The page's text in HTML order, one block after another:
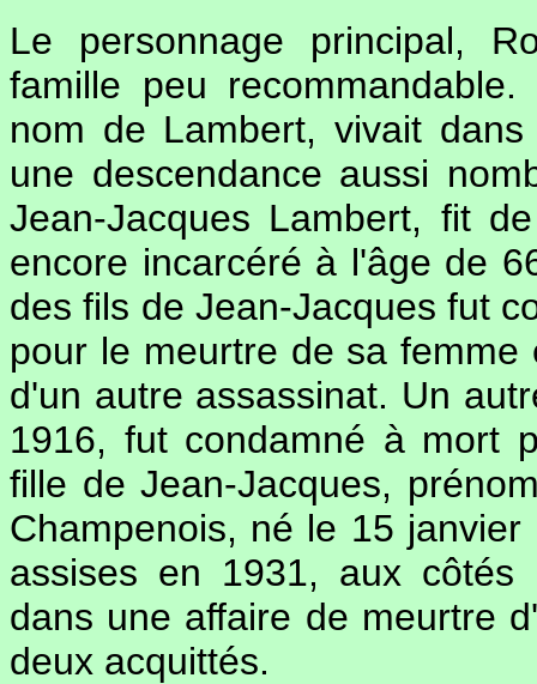
Le personnage principal,
famille peu
nom de Lambert, vivait
une descendance aussi
Jean-Jacques Lambert, fit
encore incarcéré à l'âge de
des fils de Jean-Jacques fut
pour le meurtre de sa
d'un autre assassinat. Un
1916, fut condamné à mort
fille de Jean-Jacques,
Champenois, né le 15
assises en 1931, aux côtés
dans une affaire de meurtre
deux acquittés.